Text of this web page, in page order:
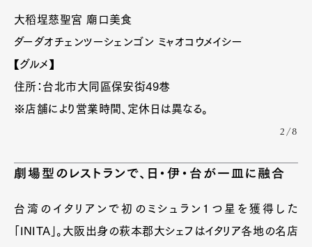
大稻埕慈聖宮 廟口美食
ダーダオチェンツーシェンゴン ミャオコウメイシー
【グルメ】
住所：台北市大同區保安街49巷
※店舗により営業時間、定休日は異なる。
2/8
劇場型のレストランで、日・伊・台が一皿に融合
台湾のイタリアンで初のミシュラン1つ星を獲得した
「INITA」。大阪出身の萩本郡大シェフはイタリア各地の名店